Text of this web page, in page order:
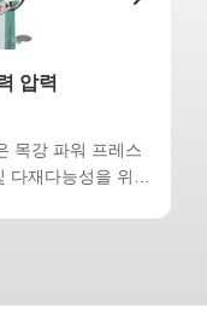
압력
목강 파워 프레스
재다능성을 위해
정적으로 고정되어